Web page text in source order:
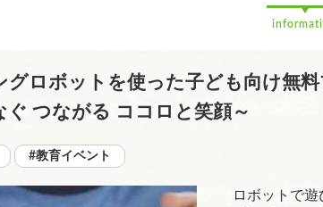
グロボットを使った子ども向け無
ぐ つながる ココロと笑顔～
#教育イベント
ロボットで